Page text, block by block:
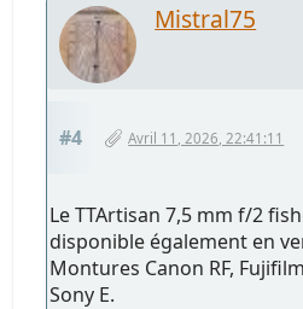
Mistral75
#4 Avril 11, 2026, 22:41:11
Le TTArtisan 7,5 mm f/2
disponible également en
Montures Canon RF,
Sony E.